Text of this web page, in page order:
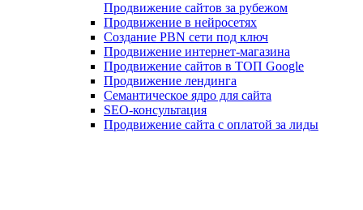
Продвижение сайтов за рубежом
Продвижение в нейросетях
Создание PBN сети под ключ
Продвижение интернет-магазина
Продвижение сайтов в ТОП Google
Продвижение лендинга
Семантическое ядро для сайта
SEO-консультация
Продвижение сайта с оплатой за лиды